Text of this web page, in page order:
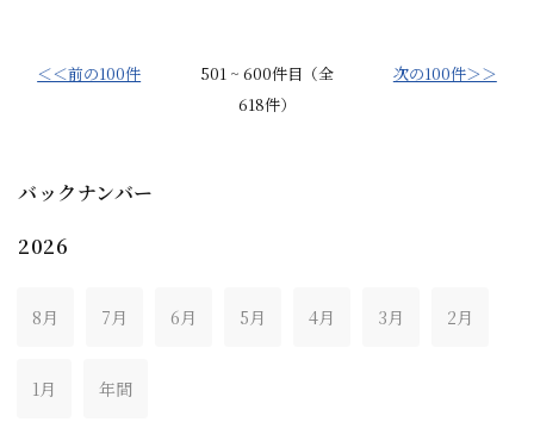
＜＜前の100件
501 ~ 600件目（全
618件）
次の100件＞＞
バックナンバー
2026
8月 7月 6月 5月 4月 3月 2月
1月 年間